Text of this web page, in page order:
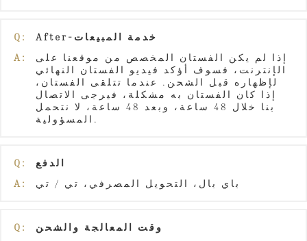
Q:
A:
إذا لم يكن الفستان المخصص من موقعنا على
الإنترنت، فسوف أؤكد فيديو الفستان النهائي
لإظهاره قبل الشحن. عندما تتلقى الفستان،
إذا كان الفستان به مشكلة، فيرجى الاتصال
بنا خلال 48 ساعة، وبعد 48 ساعة، لا نتحمل
المسؤولية.
Q:
A:
باي بال، التحويل المصرفي، تي / تي
Q: